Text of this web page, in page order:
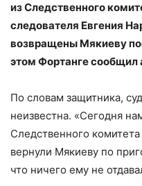
из Следственного
следователя Евгения
возвращены Мякиеву
этом Фортанге
По словам защитника,
неизвестна. «Сегодня
Следственного
вернули Мякиеву по
что ничего ему не